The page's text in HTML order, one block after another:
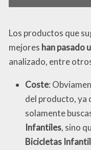
Los productos que
mejores han pasado
analizado, entre
Coste:
del producto, ya
solamente
Infantiles, sino
Bicicletas